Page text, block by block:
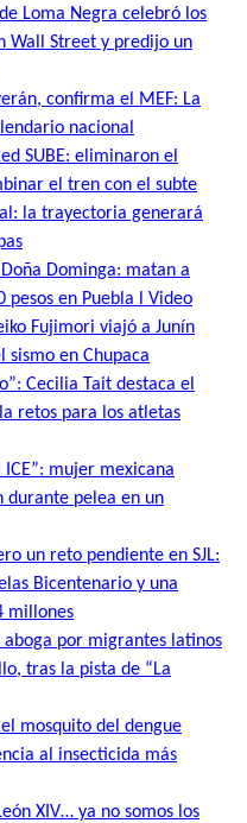
Loma Negra celebró los
Wall Street y predijo un
confirma el MEF: La
nacional
SUBE: eliminaron el
el tren con el subte
la trayectoria generará
Dominga: matan a
pesos en Puebla l Video
Fujimori viajó a Junín
sismo en Chupaca
Cecilia Tait destaca el
retos para los atletas
mujer mexicana
durante pelea en un
un reto pendiente en SJL:
Bicentenario y una
millones
aboga por migrantes latinos
tras la pista de “La
mosquito del dengue
al insecticida más
XIV… ya no somos los